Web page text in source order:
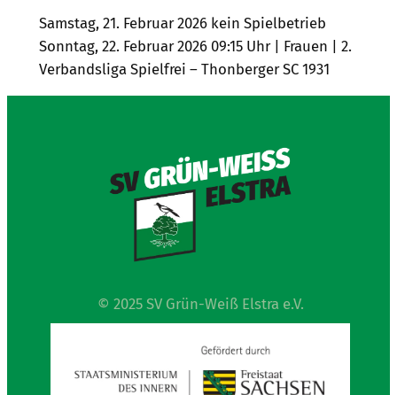
Samstag, 21. Februar 2026 kein Spielbetrieb
Sonntag, 22. Februar 2026 09:15 Uhr | Frauen | 2.
Verbandsliga Spielfrei – Thonberger SC 1931
© 2025 SV Grün-Weiß Elstra e.V.